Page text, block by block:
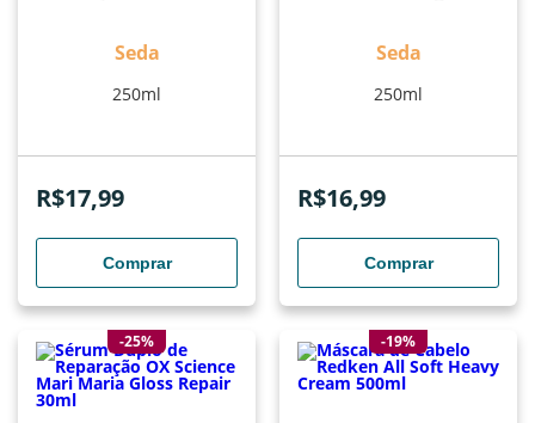
Bisnaga 250ml
Seda
250ml
R$17,99
Comprar
Seda
250ml
R$16,99
Comprar
-25% -19%